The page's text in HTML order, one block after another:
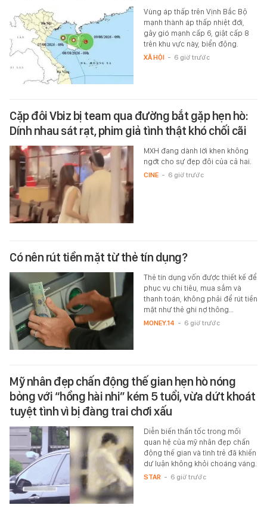
Vùng áp thấp trên Vịnh Bắc Bộ
mạnh thành áp thấp nhiệt đới,
gây gió mạnh cấp 6, giật cấp 8
trên khu vực này, biển động.
XÃ HỘI - 6 giờ trước
Cặp đôi Vbiz bị team qua đường bắt gặp hẹn hò:
Dính nhau sát rạt, phim giả tình thật khó chối cãi
MXH đang dành lời khen không
ngớt cho sự đẹp đôi của cả hai.
CINE - 6 giờ trước
Có nên rút tiền mặt từ thẻ tín dụng?
Thẻ tín dụng vốn được thiết kế để
phục vụ chi tiêu, mua sắm và
thanh toán, không phải để rút tiền
mặt như thẻ ghi nợ thông…
MONEY.14 - 6 giờ trước
Mỹ nhân đẹp chấn động thế gian hẹn hò nóng
bỏng với “hồng hài nhi” kém 5 tuổi, vừa dứt khoát
tuyệt tình vì bị đàng trai chơi xấu
Diễn biến thần tốc trong mối
quan hệ của mỹ nhân đẹp chấn
động thế gian và tình trẻ đã khiến
dư luận không khỏi choáng váng.
STAR - 6 giờ trước